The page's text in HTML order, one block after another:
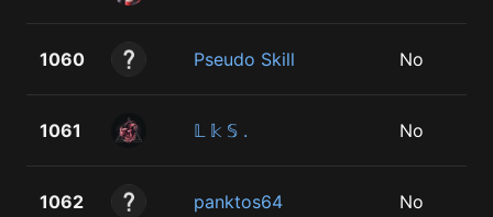
1060 Pseudo Skill No
1061 𝕃 𝕜 𝕊 . No
1062 panktos64 No